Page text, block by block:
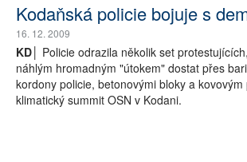
Kodaňská policie bojuje s
16. 12. 2009
KD│
Policie odrazila několik set
náhlým hromadným "útokem" dostat přes
kordony policie, betonovými bloky a
klimatický summit OSN v Kodani.